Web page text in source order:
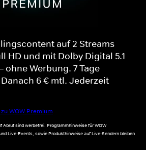
auf 2 Streams
HD und mit Dolby Digital 5.1
ohne Werbung. 7 Tage
6 € mtl. Jederzeit
WOW Premium
Abruf sind werbefrei. Programmhinweise für WOW
Live-Events, sowie Produkthinweise auf Live-Sendern bleiben